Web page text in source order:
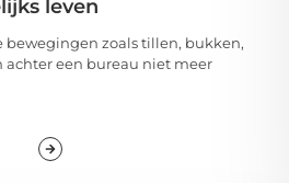
leven
bewegingen zoals tillen, bukken,
achter een bureau niet meer